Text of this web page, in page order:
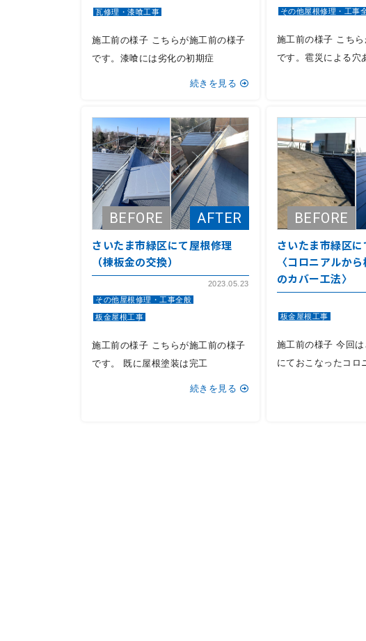
瓦修理・漆喰工事
施工前の様子 こちらが施工前の様子
です。漆喰には劣化の初期症
続きを見る
その他屋根修理・工事
施工前の様子 こち
です。雹災による穴
さいたま市緑区にて屋根修理
（棟板金の交換）
2023.05.23
その他屋根修理・工事全般
板金屋根工事
施工前の様子 こちらが施工前の様子
です。 既に屋根塗装は完工
続きを見る
さいたま市緑区
〈コロニアルか
のカバー工法〉
板金屋根工事
施工前の様子 今回
にておこなったコロ